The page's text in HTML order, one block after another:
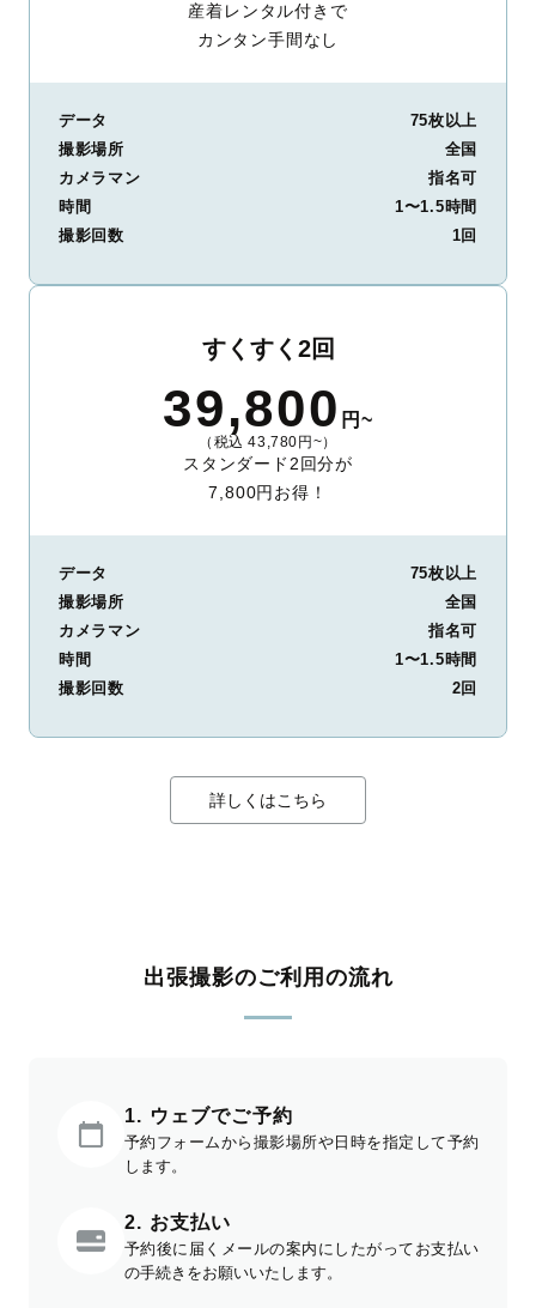
産着レンタル付きで
カンタン手間なし
データ
75枚以上
撮影場所
全国
カメラマン
指名可
時間
1〜1.5時間
撮影回数
1回
すくすく2回
39,800 円~
（税込 43,780円~）
スタンダード2回分が
7,800円お得！
データ
75枚以上
撮影場所
全国
カメラマン
指名可
時間
1〜1.5時間
撮影回数
2回
詳しくはこちら
出張撮影のご利用の流れ
1. ウェブでご予約
予約フォームから撮影場所や日時を指定して予約
します。
2. お支払い
予約後に届くメールの案内にしたがってお支払い
の手続きをお願いいたします。